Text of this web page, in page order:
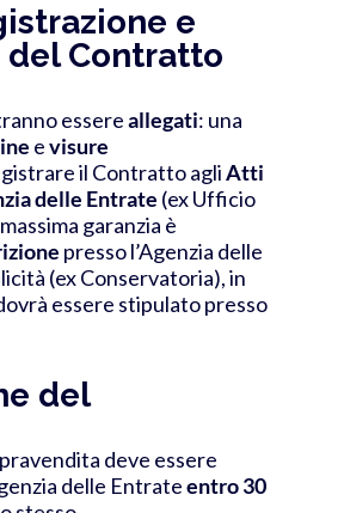
e
Contratto
essereallegati: una
evisure
il ContrattoagliAtti
delle Entrate (ex Ufficio
garanzia è
presso l’Agenzia delle
(ex Conservatoria), in
essere stipulato presso
del
deve essere
delle Entrateentro 30